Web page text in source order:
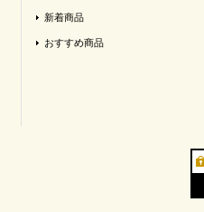
新着商品
おすすめ商品